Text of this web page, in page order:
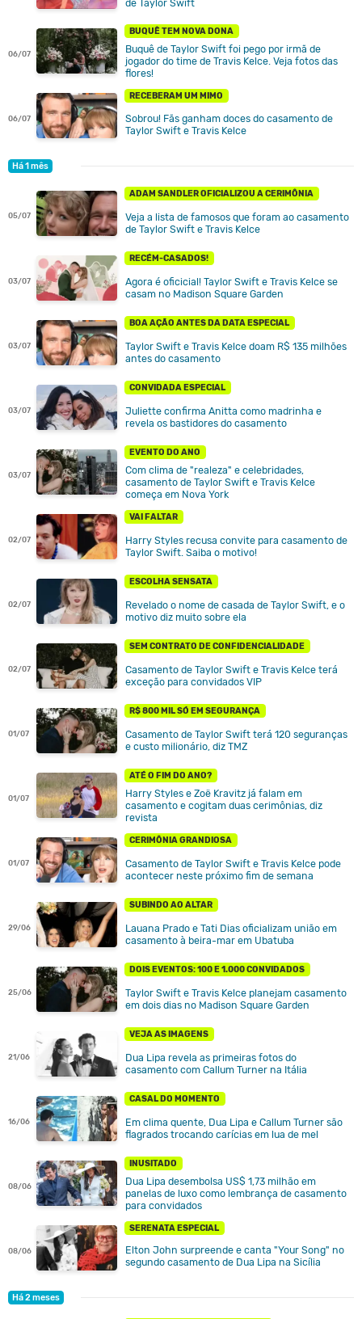
de Taylor Swift
06/07
BUQUÊ TEM NOVA DONA
Buquê de Taylor Swift foi pego por irmã de
jogador do time de Travis Kelce. Veja fotos das
flores!
06/07
RECEBERAM UM MIMO
Sobrou! Fãs ganham doces do casamento de
Taylor Swift e Travis Kelce
Há 1 mês
05/07
ADAM SANDLER OFICIALIZOU A CERIMÔNIA
Veja a lista de famosos que foram ao casamento
de Taylor Swift e Travis Kelce
03/07
RECÉM-CASADOS!
Agora é oficicial! Taylor Swift e Travis Kelce se
casam no Madison Square Garden
03/07
BOA AÇÃO ANTES DA DATA ESPECIAL
Taylor Swift e Travis Kelce doam R$ 135 milhões
antes do casamento
03/07
CONVIDADA ESPECIAL
Juliette confirma Anitta como madrinha e
revela os bastidores do casamento
03/07
EVENTO DO ANO
Com clima de "realeza" e celebridades,
casamento de Taylor Swift e Travis Kelce
começa em Nova York
02/07
VAI FALTAR
Harry Styles recusa convite para casamento de
Taylor Swift. Saiba o motivo!
02/07
ESCOLHA SENSATA
Revelado o nome de casada de Taylor Swift, e o
motivo diz muito sobre ela
02/07
SEM CONTRATO DE CONFIDENCIALIDADE
Casamento de Taylor Swift e Travis Kelce terá
exceção para convidados VIP
01/07
R$ 800 MIL SÓ EM SEGURANÇA
Casamento de Taylor Swift terá 120 seguranças
e custo milionário, diz TMZ
01/07
ATÉ O FIM DO ANO?
Harry Styles e Zoë Kravitz já falam em
casamento e cogitam duas cerimônias, diz
revista
01/07
CERIMÔNIA GRANDIOSA
Casamento de Taylor Swift e Travis Kelce pode
acontecer neste próximo fim de semana
29/06
SUBINDO AO ALTAR
Lauana Prado e Tati Dias oficializam união em
casamento à beira-mar em Ubatuba
25/06
DOIS EVENTOS: 100 E 1.000 CONVIDADOS
Taylor Swift e Travis Kelce planejam casamento
em dois dias no Madison Square Garden
21/06
VEJA AS IMAGENS
Dua Lipa revela as primeiras fotos do
casamento com Callum Turner na Itália
16/06
CASAL DO MOMENTO
Em clima quente, Dua Lipa e Callum Turner são
flagrados trocando carícias em lua de mel
08/06
INUSITADO
Dua Lipa desembolsa US$ 1,73 milhão em
panelas de luxo como lembrança de casamento
para convidados
08/06
SERENATA ESPECIAL
Elton John surpreende e canta "Your Song" no
segundo casamento de Dua Lipa na Sicília
Há 2 meses